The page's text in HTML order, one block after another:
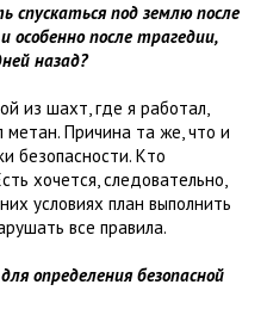
под землю после
особенно после трагедии,
назад?
из шахт, где я работал,
метан. Причина та же, что и
безопасности. Кто
хочется, следовательно,
условиях план выполнить
все правила.
определения безопасной